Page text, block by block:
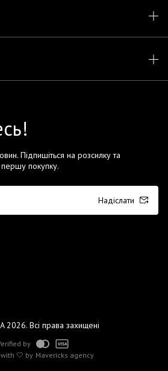
Підпишіться на розсилку та
покупку.
Надіслати
2026. Всі права захищені
🤍 by Mavericks agency
by